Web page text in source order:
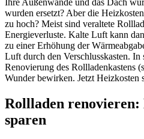
wurden ersetzt? Aber die
zu hoch? Meist sind veraltete
Energieverluste. Kalte Luft kann
zu einer Erhöhung der
Luft durch den Verschlusskasten. In
Renovierung des Rollladenkastens
Wunder bewirken. Jetzt Heizkosten
Rollladen renovieren:
sparen